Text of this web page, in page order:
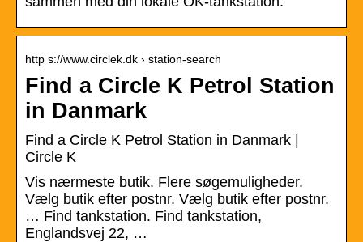
http s://www.circlek.dk › station-search
Find a Circle K Petrol Station
in Danmark
Find a Circle K Petrol Station in Danmark |
Circle K
Vis nærmeste butik. Flere søgemuligheder.
Vælg butik efter postnr. Vælg butik efter postnr.
… Find tankstation. Find tankstation,
Englandsvej 22, …